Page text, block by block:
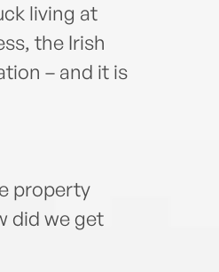
living at
the Irish
– and it is
property
did we get